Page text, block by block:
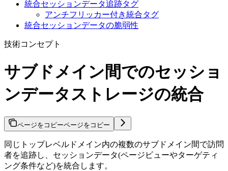
統合セッションデータ追跡タグ
アンチフリッカー付き統合タグ
統合セッションデータの脆弱性
技術コンセプト
サブドメイン間でのセッショ
ンデータストレージの統合
ページをコピーページをコピー
同じトップレベルドメイン内の複数のサブドメイン間で訪問
者を追跡し、セッションデータ(ページビューやターゲティ
ング条件など)を統合します。